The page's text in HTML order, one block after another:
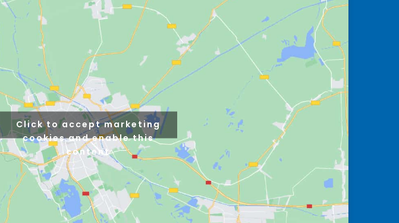
Click to accept marketing
cookies and enable this
content